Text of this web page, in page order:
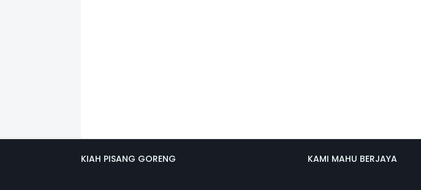
KIAH PISANG GORENG KAMI MAHU BERJAYA